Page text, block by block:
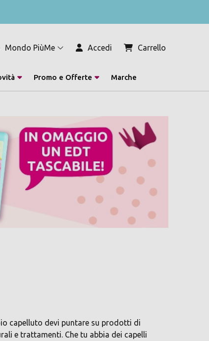
Mondo PiùMe Accedi Carrello
Promo e Offerte Marche
capelluto devi puntare su prodotti di
e trattamenti. Che tu abbia dei capelli